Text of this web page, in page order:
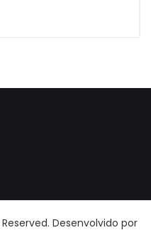
Desenvolvido por